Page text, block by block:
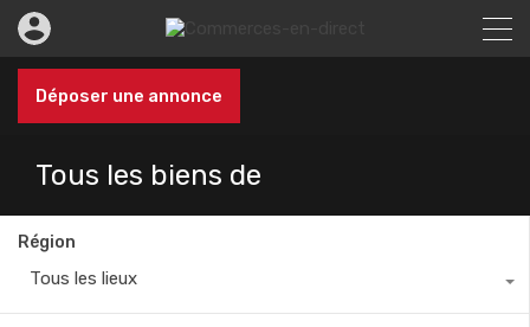
Déposer une annonce
Tous les biens de
Région
Tous les lieux